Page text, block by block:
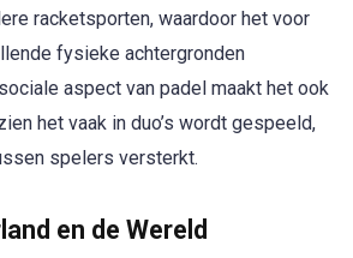
racketsporten, waardoor het voor
fysieke achtergronden
aspect van padel maakt het ook
het vaak in duo’s wordt gespeeld,
spelers versterkt.
en de Wereld